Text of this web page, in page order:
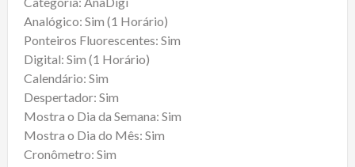
Analógico: Sim (1 Horário)
Ponteiros Fluorescentes: Sim
Digital: Sim (1 Horário)
Calendário: Sim
Despertador: Sim
Mostra o Dia da Semana: Sim
Mostra o Dia do Mês: Sim
Cronômetro: Sim